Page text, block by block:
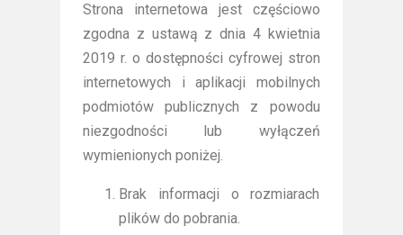
Strona internetowa jest częściowo
zgodna z ustawą z dnia 4 kwietnia
2019 r. o dostępności cyfrowej stron
internetowych i aplikacji mobilnych
podmiotów publicznych z powodu
niezgodności lub wyłączeń
wymienionych poniżej.
Brak informacji o rozmiarach
plików do pobrania.